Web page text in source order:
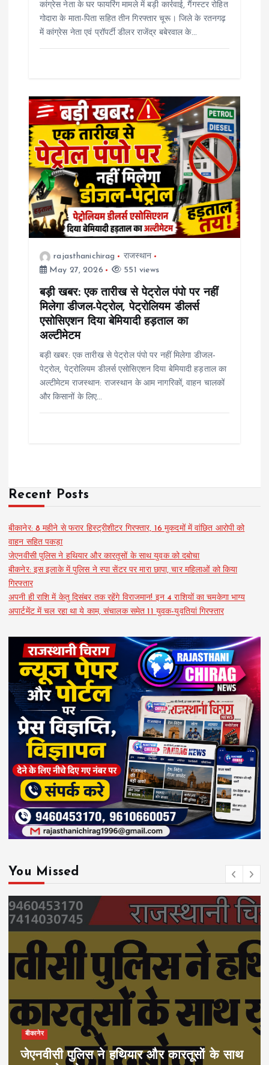
कांग्रेस नेता के घर फायरिंग मामले में बड़ी कार्रवाई, गैंगस्टर रोहित
गोदारा के माता-पिता सहित तीन गिरफ्तार चूरू। जिले के रतनगढ़
में कांग्रेस नेता एवं प्रॉपर्टी डीलर राजेंद्र बबेरवाल के…
rajasthanichirag
राजस्थान
May 27, 2026
551 views
बड़ी खबर: एक तारीख से पेट्रोल पंपो पर नहीं
मिलेगा डीजल-पेट्रोल, पेट्रोलियम डीलर्स
एसोसिएशन दिया बेमियादी हड़ताल का
अल्टीमेटम
बड़ी खबर: एक तारीख से पेट्रोल पंपो पर नहीं मिलेगा डीजल-
पेट्रोल, पेट्रोलियम डीलर्स एसोसिएशन दिया बेमियादी हड़ताल का
अल्टीमेटम राजस्थान: राजस्थान के आम नागरिकों, वाहन चालकों
और किसानों के लिए…
Recent Posts
बीकानेर: 8 महीने से फरार हिस्ट्रीशीटर गिरफ्तार, 16 मुकदमों में वांछित आरोपी को
वाहन सहित पकड़ा
जेएनवीसी पुलिस ने हथियार और कारतूसों के साथ युवक को दबोचा
बीकनेर: इस इलाके में पुलिस ने स्पा सेंटर पर मारा छापा, चार महिलाओं को किया
गिरफ्तार
अपनी ही राशि में केतु दिसंबर तक रहेंगे विराजमान! इन 4 राशियों का चमकेगा भाग्य
अपार्टमेंट में चल रहा था ये काम, संचालक समेत 11 युवक-युवतियां गिरफ्तार
You Missed
बीकानेर
जेएनवीसी पुलिस ने हथियार और कारतूसों के साथ